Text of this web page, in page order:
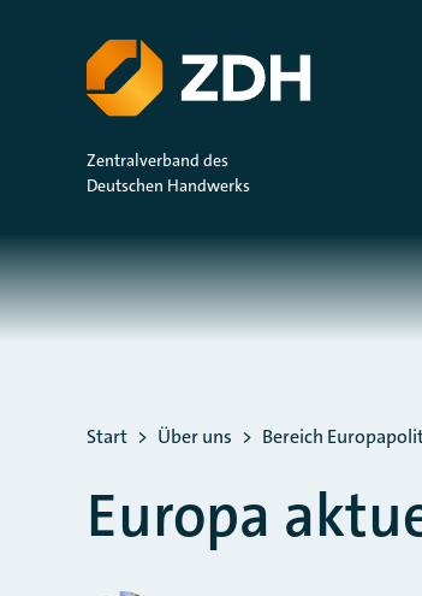
ZUM HAUPTINHALT SPRINGEN
Zentralverband des
Deutschen Handwerks
Sie befinden sich hier:
Start Über uns Bereich
Europa